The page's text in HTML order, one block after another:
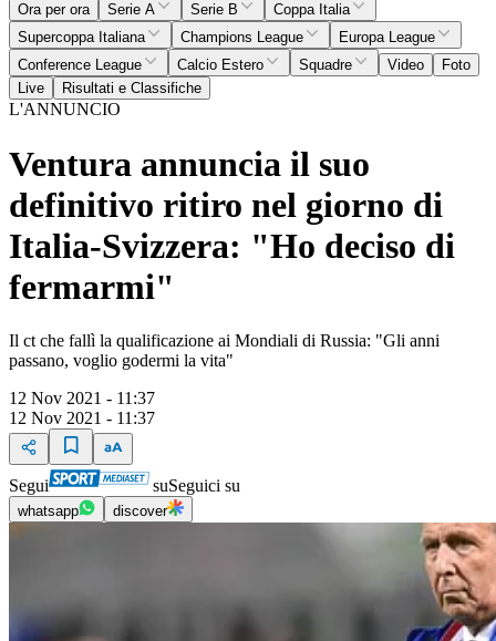
Ora per ora Serie A Serie B
Coppa Italia
Supercoppa Italiana
Champions League
Europa League
Conference League
Calcio Estero Squadre Video
Foto
Live
Risultati e Classifiche
L'ANNUNCIO
Ventura annuncia il suo
definitivo ritiro nel giorno di
Italia-Svizzera: "Ho deciso di
fermarmi"
Il ct che fallì la qualificazione ai Mondiali di Russia: "Gli anni
passano, voglio godermi la vita"
12 Nov 2021 - 11:37
12 Nov 2021 - 11:37
Segui suSeguici su
whatsapp discover